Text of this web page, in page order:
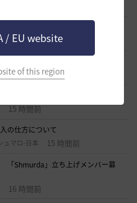
/ EU website
of this region
本 14 時間前
日本 14 時間前
15 時間前
の仕方について
ュマロ-日本 15 時間前
「Shmurda」立ち上げメンバー募
16 時間前